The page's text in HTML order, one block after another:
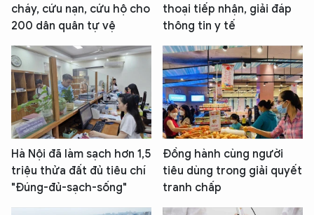
cháy, cứu nạn, cứu hộ cho
200 dân quân tự vệ
thoại tiếp nhận, giải đáp
thông tin y tế
Hà Nội đã làm sạch hơn 1,5
triệu thửa đất đủ tiêu chí
"Đúng-đủ-sạch-sống"
Đồng hành cùng người
tiêu dùng trong giải quyết
tranh chấp